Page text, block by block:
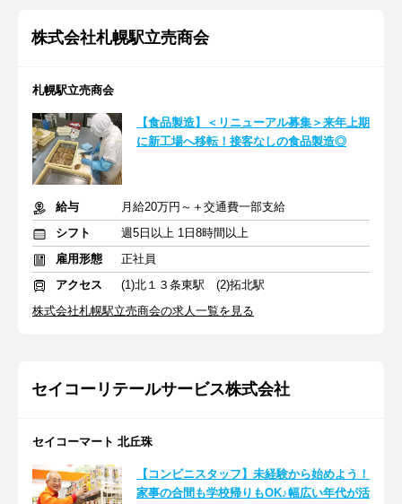
株式会社札幌駅立売商会
札幌駅立売商会
【食品製造】＜リニューアル募集＞来年上期
に新工場へ移転！接客なしの食品製造◎
給与
月給20万円～＋交通費一部支給
シフト
週5日以上 1日8時間以上
雇用形態
正社員
アクセス
(1)北１３条東駅 (2)拓北駅
株式会社札幌駅立売商会の求人一覧を見る
セイコーリテールサービス株式会社
セイコーマート 北丘珠
【コンビニスタッフ】未経験から始めよう！
家事の合間も学校帰りもOK♪幅広い年代が活